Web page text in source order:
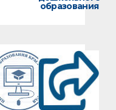
образования